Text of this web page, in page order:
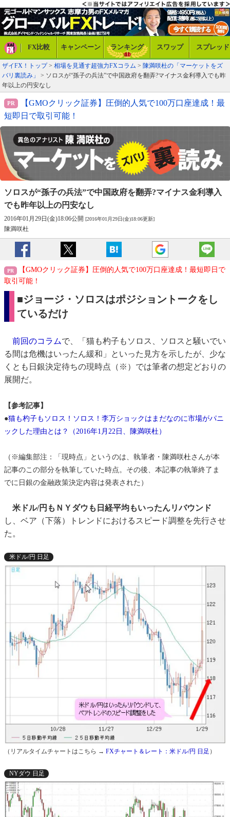
FX比較 キャンペーン ランキング スワップ スプレッド
ザイFX！トップ> 相場を見通す超強力FXコラム > 陳満咲杜の「マーケットをズ
バリ裏読み」
> ソロスが“孫子の兵法”で中国政府を翻弄?マイナス金利導入でも昨
年以上の円安なし
【GMOクリック証券】圧倒的人気で100万口座達成！最
短即日で取引可能！
ソロスが“孫子の兵法”で中国政府を翻弄?マイナス金利導入
でも昨年以上の円安なし
2016年01月29日(金)18:06公開 [2016年01月29日(金)18:06更新]
陳満咲杜
【GMOクリック証券】圧倒的人気で100万口座達成！最短即日で
取引可能！
■ジョージ・ソロスはポジショントークをし
ているだけ
前回のコラムで、「猫も杓子もソロス、ソロスと騒いでい
る間は危機はいったん緩和」といった見方を示したが、少な
くとも日銀決定待ちの現時点（※）では筆者の想定どおりの
展開だ。
【参考記事】
●猫も杓子もソロス！ソロス！李万ショックはまだなのに市場がパニ
ックした理由とは？（2016年1月22日、陳満咲杜）
（※編集部注：「現時点」というのは、執筆者・陳満咲杜さんが本
記事のこの部分を執筆していた時点。その後、本記事の執筆終了ま
でに日銀の金融政策決定内容は発表された）
米ドル/円もＮＹダウも日経平均もいったんリバウンド
し、ベア（下落）トレンドにおけるスピード調整を先行させ
た。
米ドル/円 日足
（リアルタイムチャートはこちら → FXチャート＆レート：米ドル/円 日足 ）
NYダウ 日足